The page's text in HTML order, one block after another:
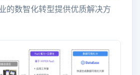
的数智化转型提供优质解决方